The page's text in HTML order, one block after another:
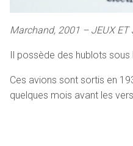
Marchand, 2001 – JEUX ET
Il possède des hublots
Ces avions sont sortis en
quelques mois avant les